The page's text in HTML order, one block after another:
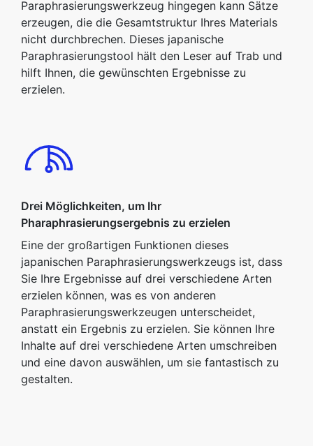
Paraphrasierungswerkzeug hingegen kann Sätze
erzeugen, die die Gesamtstruktur Ihres Materials
nicht durchbrechen. Dieses japanische
Paraphrasierungstool hält den Leser auf Trab und
hilft Ihnen, die gewünschten Ergebnisse zu
erzielen.
Drei Möglichkeiten, um Ihr
Pharaphrasierungsergebnis zu erzielen
Eine der großartigen Funktionen dieses
japanischen Paraphrasierungswerkzeugs ist, dass
Sie Ihre Ergebnisse auf drei verschiedene Arten
erzielen können, was es von anderen
Paraphrasierungswerkzeugen unterscheidet,
anstatt ein Ergebnis zu erzielen. Sie können Ihre
Inhalte auf drei verschiedene Arten umschreiben
und eine davon auswählen, um sie fantastisch zu
gestalten.